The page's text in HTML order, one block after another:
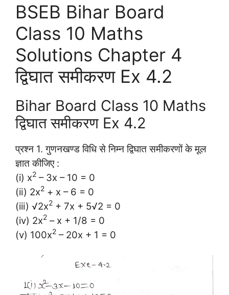
BSEB Bihar Board
Class 10 Maths
Solutions Chapter 4
द्विघात समीकरण Ex 4.2
Bihar Board Class 10 Maths
द्विघात समीकरण Ex 4.2
प्रश्न 1.गुणनखण्ड विधि से निम्न द्विघात समीकरणों के मूल
ज्ञात कीजिए :
(i) x2 – 3x – 10 = 0
(ii) 2x2 + x – 6 = 0
(iii) √2x2 + 7x + 5√2 = 0
(iv) 2x2 – x + 1/8 = 0
(v) 100x2 – 20x + 1 = 0